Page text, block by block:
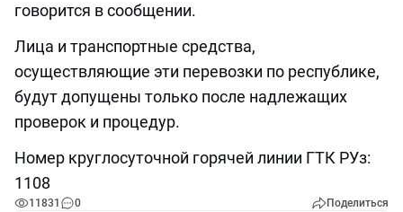
говорится в сообщении.
Лица и транспортные средства,
осуществляющие эти перевозки по республике,
будут допущены только после надлежащих
проверок и процедур.
Номер круглосуточной горячей линии ГТК РУз:
1108
11831 0 Поделиться